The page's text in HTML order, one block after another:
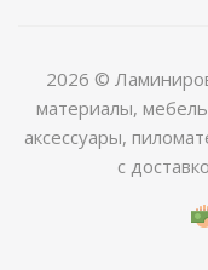
2026 ©
материалы,
аксессуары,
с